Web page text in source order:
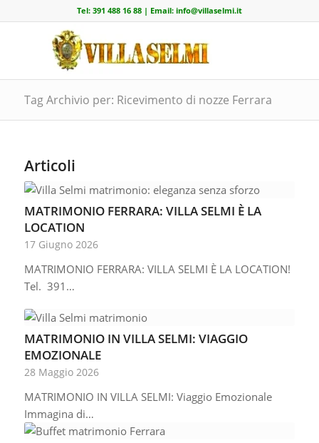
Tel: 391 488 16 88| Email: info@villaselmi.it
Tag Archivio per: Ricevimento di nozze Ferrara
Articoli
MATRIMONIO FERRARA: VILLA SELMI È LA
LOCATION
17 Giugno 2026
MATRIMONIO FERRARA: VILLA SELMI È LA LOCATION!
Tel. 391…
MATRIMONIO IN VILLA SELMI: VIAGGIO
EMOZIONALE
28 Maggio 2026
MATRIMONIO IN VILLA SELMI: Viaggio Emozionale
Immagina di…